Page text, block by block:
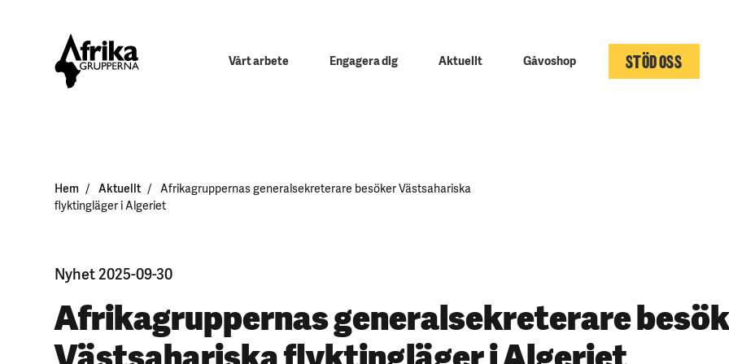
Vårt arbete Engagera dig Aktuellt Gåvoshop STÖD OSS
Hem Aktuellt
Afrikagruppernas generalsekreterare besöker Västsahariska
flyktingläger i Algeriet
Nyhet 2025-09-30
Afrikagruppernas generalsekreterare
Västsahariska flyktingläger i Algeriet